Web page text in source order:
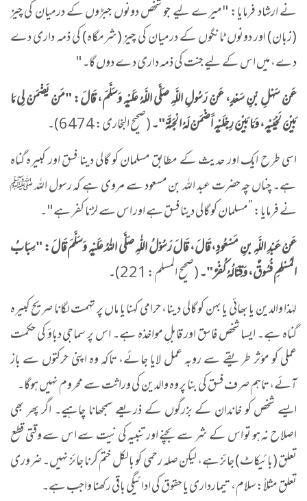
نے ارشاد فرمایا: "میرے لیے جو شخص دونوں جبڑوں کے درمیان کی چیز
(زبان) اور دونوں ٹانگوں کے درمیان کی چیز (شرمگاہ) کی ذمہ داری دے
دے، میں اس کے لیے جنت کی ذمہ داری دے دوں گا۔"
عَنْ سَهْلِ بْنِ سَعْدٍ، عَنْ رَسُولِ اللَّهِ صَلَّى اللَّهُ عَلَيْهِ وَسَلَّمَ، قَالَ: "مَنْ يَضْمَنْ لِي مَا
بَيْنَ لَحْيَيْهِ، وَمَا بَيْنَ رِجْلَيْهِ أَضْمَنْ لَهُ الْجَنَّةَ"۔(صحیح البخاری: 6474)۔
​اسی طرح ایک اور حدیث کے مطابق مسلمان کو گالی دینا فسق اور کبیرہ گناہ
ہے۔ چناں چہ حضرت عبد اللہ بن مسعود سے مروی ہے کہ رسول اللہ ﷺ
نے فرمایا: ”مسلمان کو گالی دینا فسق ہے اور اس سے لڑنا کفر ہے"۔
عَنْ عَبْدِ اللَّهِ بنِ مَسْعُودٍ، قَالَ، قَالَ رَسُوْلُ اللّٰهِ صَلَّى اللهُ عَلَيْهِ وَسَلَّمَ قَالَ: "سِبَابُ
المُسْلِمِ فُسُوقٌ، وَقِتَالُهُ كُفْرٌ"۔​(صحیح المسلم: 221)۔​​​​
لہٰذا والدین یا بھائی یا بہن کو گالی دینا، حرامی کہنا یا ماں پر تہمت لگانا صریح کبیرہ
گناہ ہے۔ ایسا شخص فاسق اور قابلِ مواخذہ ہے۔ اس پر سماجی دباؤ کی حکمت
عملی کو مؤثر طریقے سے روبہ عمل لایا جائے، تاکہ وہ اپنی حرکتوں سے باز
آئے، تاہم صرف فسق کی بنا پر وہ والدین کی وراثت سے محروم نہیں ہوگا۔
​ایسے شخص کو خاندان کے بزرگوں کے ذریعے سمجھانا چاہیے۔ اگر پھر بھی
اصلاح نہ ہو تو اس کے شر سے بچنے اور تنبیہ کی نیت سے اس سے وقتی قطع
تعلق (بائیکاٹ) جائز ہے، لیکن صلہ رحمی کو بالکل ختم کرنا جائز نہیں۔ ضروری
تعلق مثلاً: سلام، تیمارداری یا حقوق کی ادائیگی باقی رکھنا واجب ہے۔